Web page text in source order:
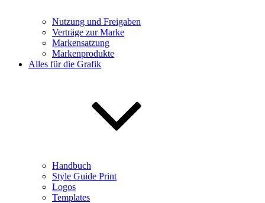
Nutzung und Freigaben
Verträge zur Marke
Markensatzung
Markenprodukte
Alles für die Grafik
Handbuch
Style Guide Print
Logos
Templates